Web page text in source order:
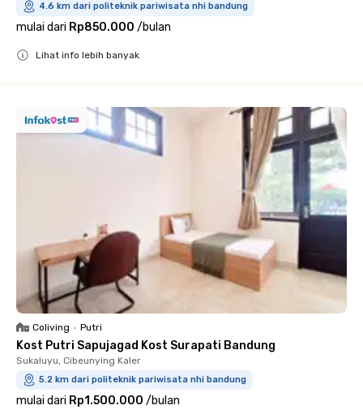
4.6 km dari politeknik pariwisata nhi bandung
mulai dari Rp850.000 /bulan
Lihat info lebih banyak
Coliving • Putri
Kost Putri Sapujagad Kost Surapati Bandung
Sukaluyu, Cibeunying Kaler
5.2 km dari politeknik pariwisata nhi bandung
mulai dari Rp1.500.000 /bulan